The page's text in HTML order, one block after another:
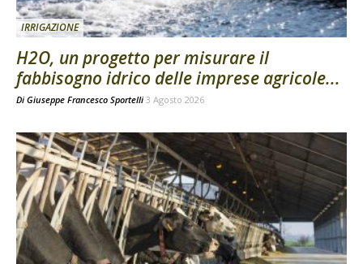
IRRIGAZIONE
H2O, un progetto per misurare il
fabbisogno idrico delle imprese agricole...
Di Giuseppe Francesco Sportelli 3 Agosto 2026